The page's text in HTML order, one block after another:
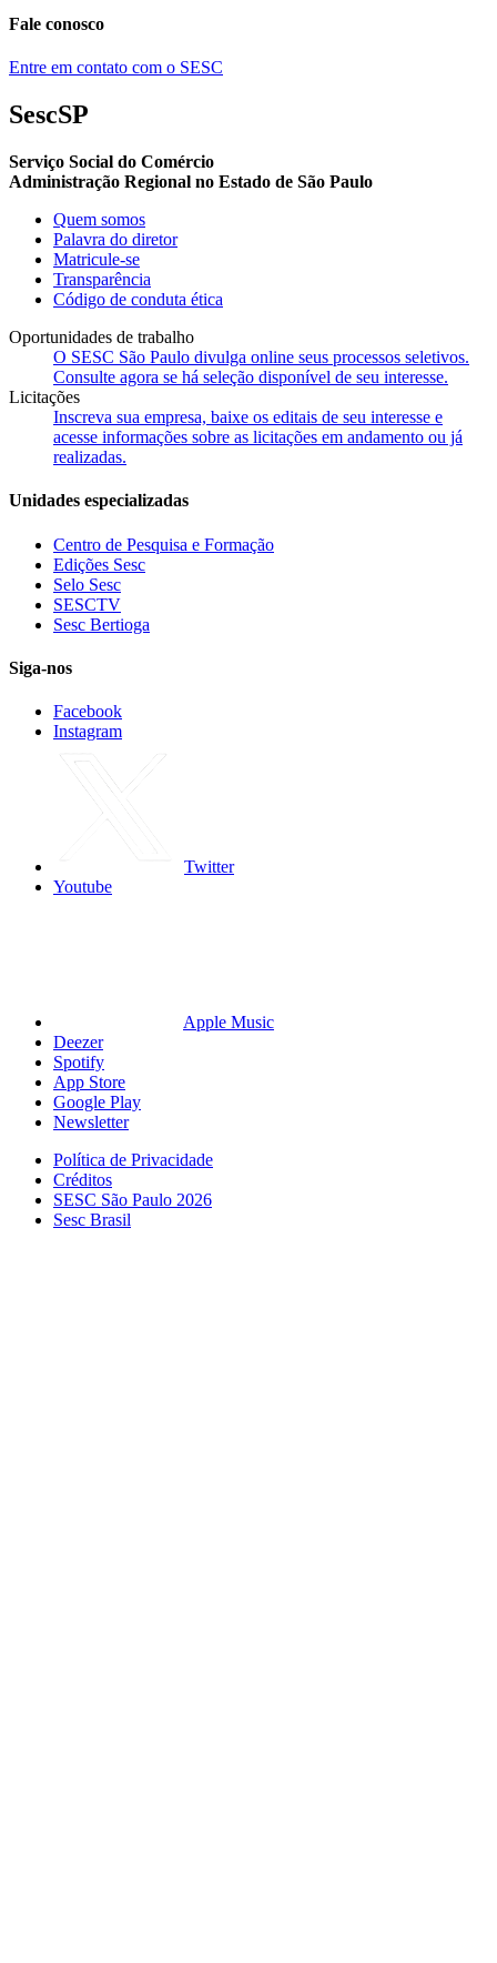
Fale conosco
Entre em contato com o SESC
SescSP
Serviço Social do Comércio
Administração Regional no Estado de São Paulo
Quem somos
Palavra do diretor
Matricule-se
Transparência
Código de conduta ética
Oportunidades de trabalho
O SESC São Paulo divulga online seus processos seletivos.
Consulte agora se há seleção disponível de seu interesse.
Licitações
Inscreva sua empresa, baixe os editais de seu interesse e
acesse informações sobre as licitações em andamento ou já
realizadas.
Unidades especializadas
Centro de Pesquisa e Formação
Edições Sesc
Selo Sesc
SESCTV
Sesc Bertioga
Siga-nos
Facebook
Instagram
Twitter
Youtube
Apple Music
Deezer
Spotify
App Store
Google Play
Newsletter
Política de Privacidade
Créditos
SESC São Paulo 2026
Sesc Brasil